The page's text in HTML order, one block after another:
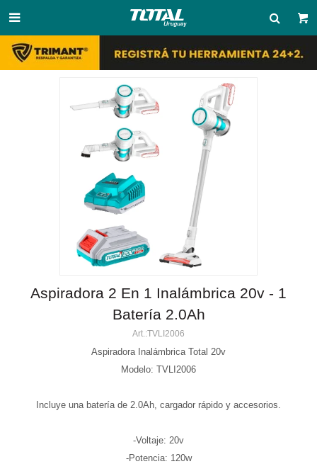

Aspiradora 2 En 1 Inalámbrica 20v - 1
Batería 2.0Ah
TVLI2006
Aspiradora Inalámbrica Total 20v
Modelo: TVLI2006
Incluye una batería de 2.0Ah, cargador rápido y accesorios.
-Voltaje: 20v
-Potencia: 120w